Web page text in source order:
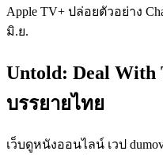
Apple TV+ ปล่อยตัวอย่าง
มิ.ย.
Untold: Deal
บรรยายไทย
เว็บดูหนังออนไลน์ เวป